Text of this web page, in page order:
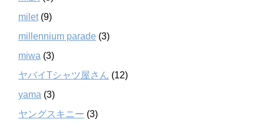
milet(9)
millennium parade (3)
miwa (3)
ヤバイTシャツ屋さん (12)
yama (3)
ヤングスキニー (3)